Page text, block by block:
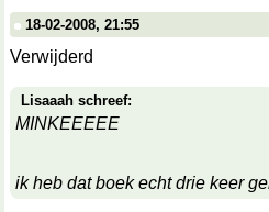
18-02-2008, 21:55
Verwijderd
Lisaaah schreef:
MINKEEEEE
ik heb dat boek echt drie keer